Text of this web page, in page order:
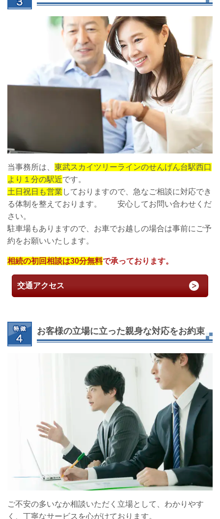
当事務所は、 東武スカイツリーラインのせんげん台駅西口
より１分の駅近です。
土日祝日も営業 しておりますので、急なご相談に対応でき
る体制を整えております。 安心してお問い合わせくだ
さい。
駐車場もありますので、お車でお越しの場合は事前にご予
約をお願いいたします。
相続の初回相談は30分無料で承っております。
交通アクセス
お客様の立場に立った親身な対応をお約束
ご不安の多いなか相談いただく立場として、わかりやす
く、丁寧なサービスを心がけております。